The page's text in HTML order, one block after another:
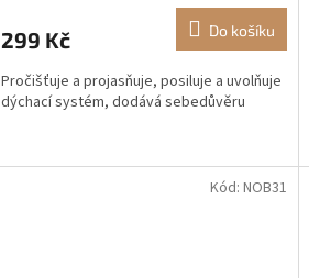
299 Kč Do košíku
Pročišťuje a projasňuje, posiluje a uvolňuje
dýchací systém, dodává sebedůvěru
Kód: NOB31